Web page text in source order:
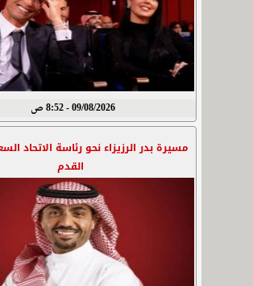
09/08/2026 - 8:52 ص
مسيرة بدر الرزيزاء نحو رئاسة الاتحاد
القدم